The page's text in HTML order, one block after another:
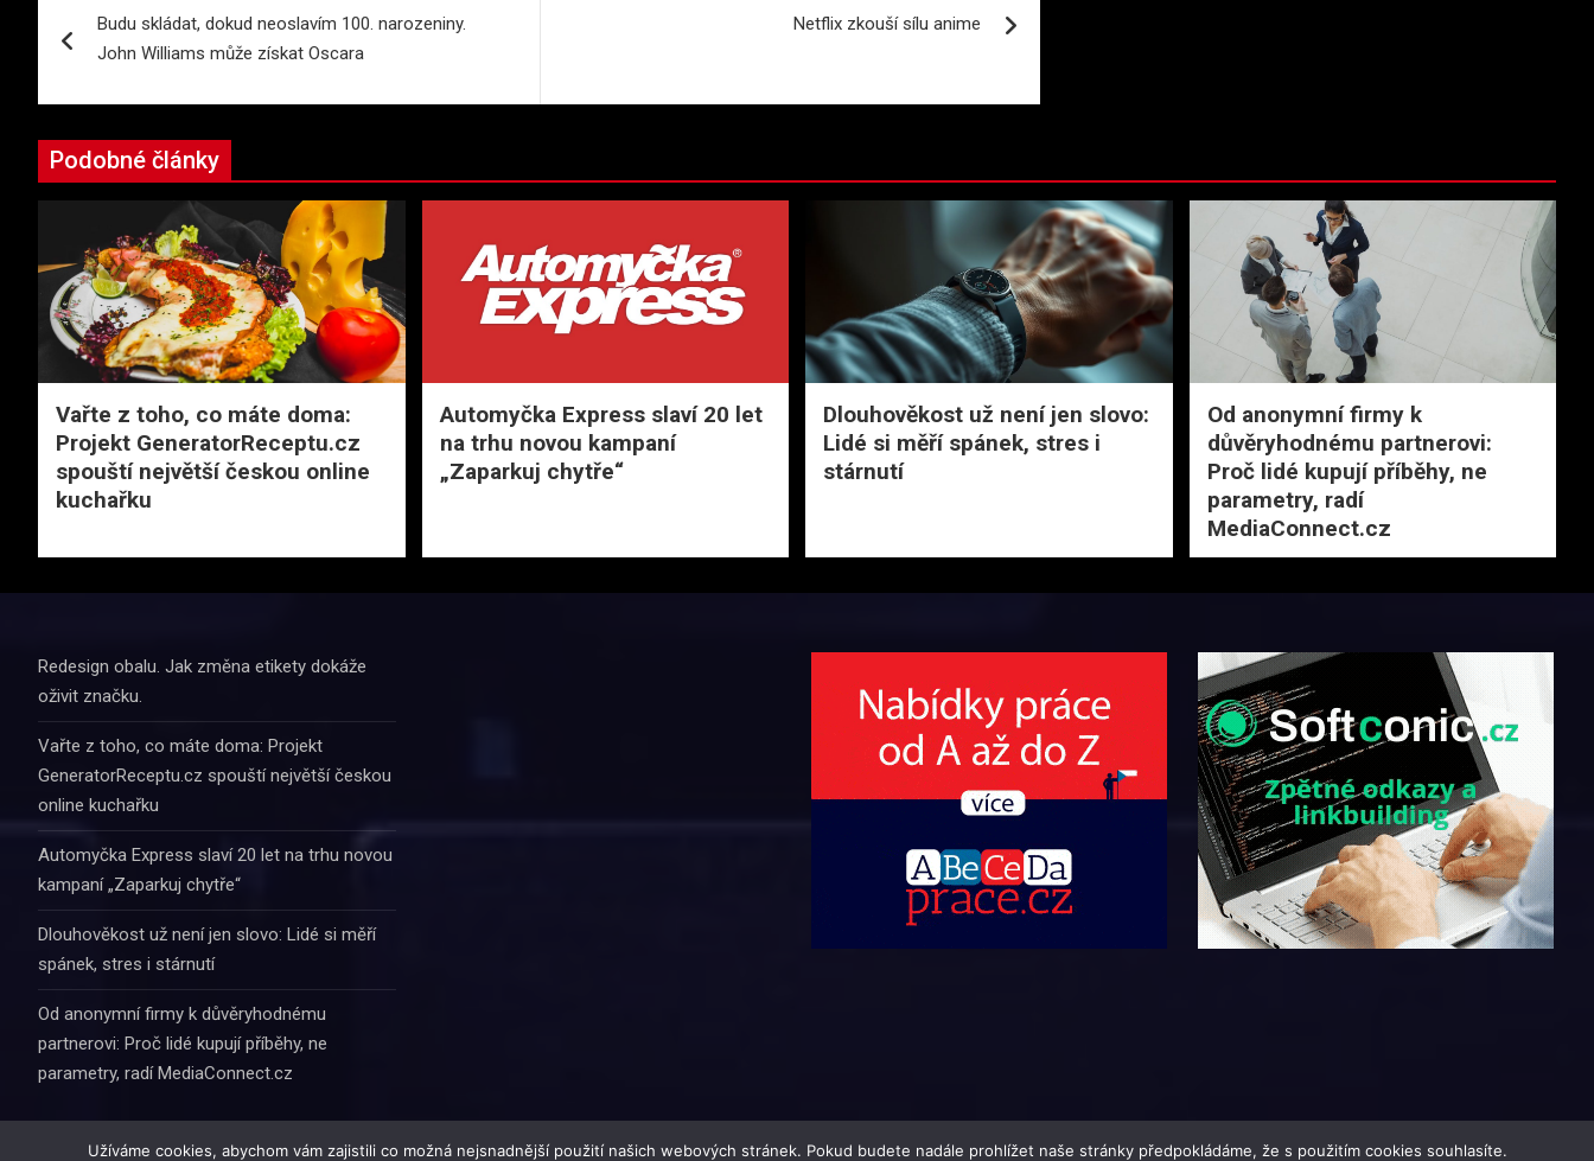
pro
příspěvek
Budu skládat, dokud neoslavím 100. narozeniny.
John Williams může získat Oscara
Netflix zkouší sílu anime
Podobné články
Vařte z toho, co máte doma:
Projekt GeneratorReceptu.cz
spouští největší českou online
kuchařku
Automyčka Express slaví 20 let
na trhu novou kampaní
„Zaparkuj chytře“
Dlouhověkost už není jen slovo:
Lidé si měří spánek, stres i
stárnutí
Od anonymní firmy k
důvěryhodnému partnerovi:
Proč lidé kupují příběhy, ne
parametry, radí
MediaConnect.cz
Redesign obalu. Jak změna etikety dokáže
oživit značku.
Vařte z toho, co máte doma: Projekt
GeneratorReceptu.cz spouští největší českou
online kuchařku
Automyčka Express slaví 20 let na trhu novou
kampaní „Zaparkuj chytře“
Dlouhověkost už není jen slovo: Lidé si měří
spánek, stres i stárnutí
Od anonymní firmy k důvěryhodnému
partnerovi: Proč lidé kupují příběhy, ne
parametry, radí MediaConnect.cz
Užíváme cookies, abychom vám zajistili co možná nejsnadnější použití našich webových stránek. Pokud budete nadále prohlížet naše stránky předpokládáme, že s použitím cookies souhlasíte.